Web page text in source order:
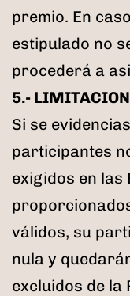
premio. En
estipulado no
procederá a
5.-
Si se
participantes
exigidos en las
válidos, su
nula y
excluidos de la